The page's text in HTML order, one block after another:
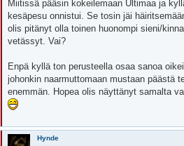
t
i
Miitissä pääsin kokeilemaan Ultimaa ja
kesäpesu onnistui. Se tosin jäi
olis pitänyt olla toinen huonompi sieni/
vetässyt. Vai?
Enpä kyllä ton perusteella osaa sanoa
johonkin naarmuttomaan mustaan päästä
enemmän. Hopea olis näyttänyt samalta
Hynde